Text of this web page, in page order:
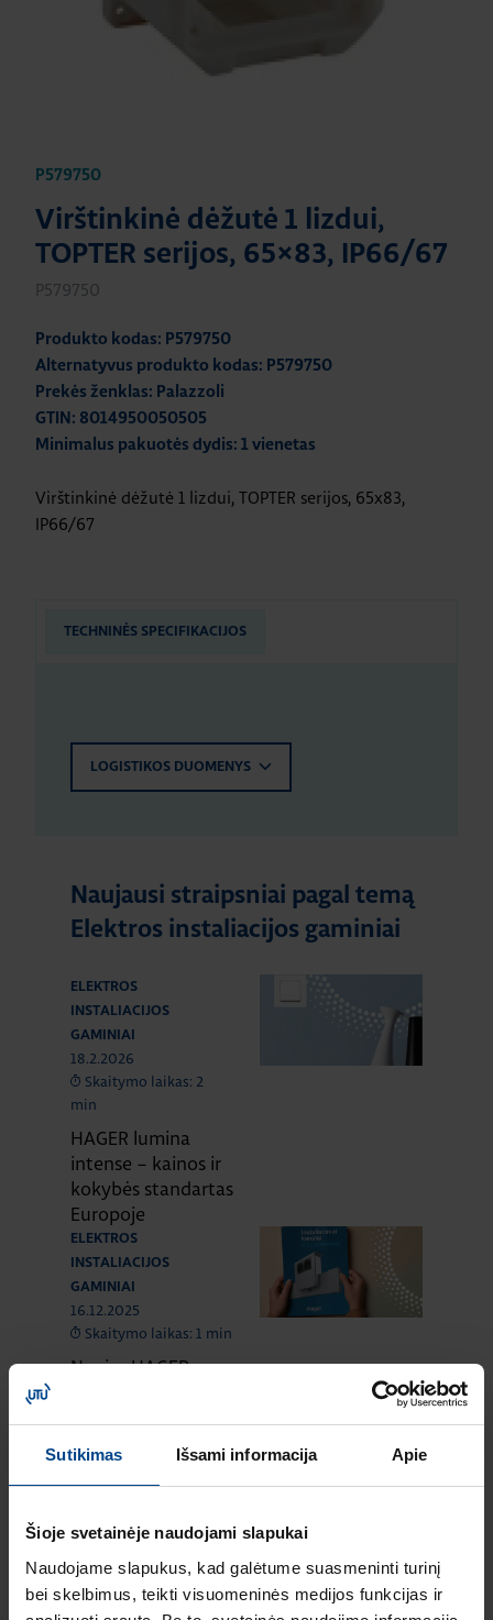
Sutikimas Išsami informacija Apie
Šioje svetainėje naudojami slapukai
Naudojame slapukus, kad galėtume suasmeninti turinį
bei skelbimus, teikti visuomeninės medijos funkcijas ir
P579750
Virštinkinė dėžutė 1 lizdui,
TOPTER serijos, 65×83, IP66/67
P579750
Produkto kodas: P579750
Alternatyvus produkto kodas: P579750
Prekės ženklas: Palazzoli
GTIN: 8014950050505
Minimalus pakuotės dydis: 1 vienetas
Virštinkinė dėžutė 1 lizdui, TOPTER serijos, 65x83,
IP66/67
TECHNINĖS SPECIFIKACIJOS
LOGISTIKOS DUOMENYS
Naujausi straipsniai pagal temą
Elektros instaliacijos gaminiai
ELEKTROS
INSTALIACIJOS
GAMINIAI
18.2.2026
Skaitymo laikas: 2
min
HAGER lumina
intense – kainos ir
kokybės standartas
Europoje
ELEKTROS
INSTALIACIJOS
GAMINIAI
16.12.2025
Skaitymo laikas: 1 min
Naujas HAGER
INSTALIACIJOS
16.9.2025
Skaitymo laikas: 1 min
HAGER elektros